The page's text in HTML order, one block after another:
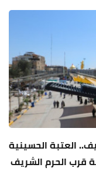
العتبة الحسينية
قرب الحرم الشريف